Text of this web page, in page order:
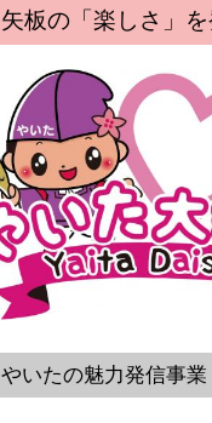
矢板の「楽しさ」
やいたの魅力発信事業